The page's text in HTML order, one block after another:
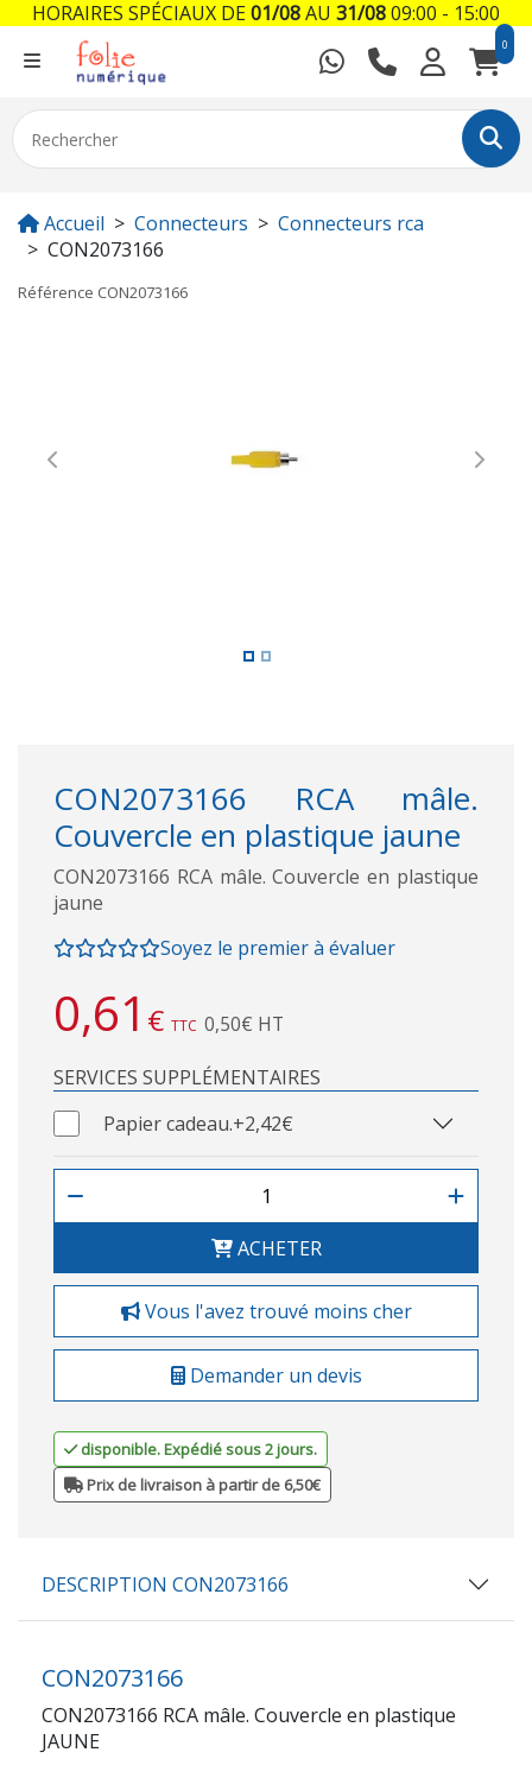
0
Accueil Connecteurs
Connecteurs rca
CON2073166
Référence CON2073166
Previous Next
CON2073166 RCA mâle.
Couvercle en plastique jaune
CON2073166 RCA mâle. Couvercle en plastique
jaune
Soyez le premier à évaluer
0,61 € TTC 0,50€ HT
SERVICES SUPPLÉMENTAIRES
Papier cadeau.+2,42€
ACHETER
Vous l'avez trouvé moins cher
Demander un devis
disponible. Expédié sous 2 jours.
Prix de livraison à partir de 6,50€
DESCRIPTION CON2073166
CON2073166
CON2073166 RCA mâle. Couvercle en plastique
JAUNE
HORAIRES SPÉCIAUX DE01/08AU 31/0809:00 - 15:00